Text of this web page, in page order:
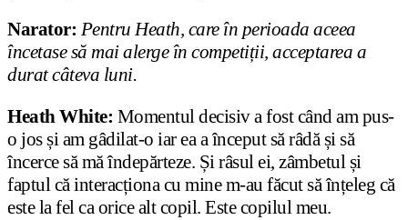
Narator: Pentru Heath, care în perioada aceea
încetase să mai alerge în competiții, acceptarea a
durat câteva luni.
Heath White: Momentul decisiv a fost când am pus-
o jos și am gâdilat-o iar ea a început să râdă și să
încerce să mă îndepărteze. Și râsul ei, zâmbetul și
faptul că interacționa cu mine m-au făcut să înțeleg că
este la fel ca orice alt copil. Este copilul meu.